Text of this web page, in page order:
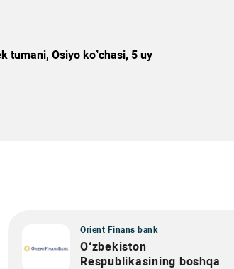
tumani, Osiyo ko’chasi, 5 uy
Orient Finans bank
O‘zbekiston
Respublikasining boshqa